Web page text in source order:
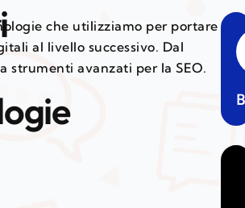
che utilizziamo per portare
al livello successivo. Dal
strumenti avanzati per la SEO.